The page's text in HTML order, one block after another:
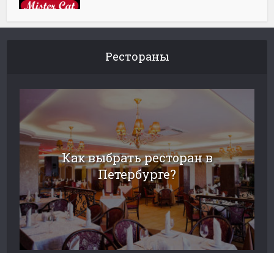
Рестораны
Как выбрать ресторан в
Петербурге?